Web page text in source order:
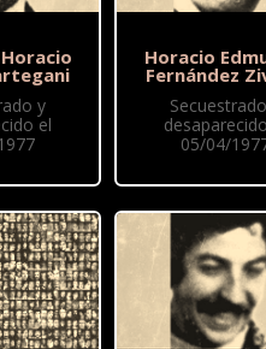
y
el
Horacio
Fernández
05/04/